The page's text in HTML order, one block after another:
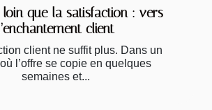
que la satisfaction : vers
client
client ne suffit plus. Dans un
l’offre se copie en quelques
semaines et...